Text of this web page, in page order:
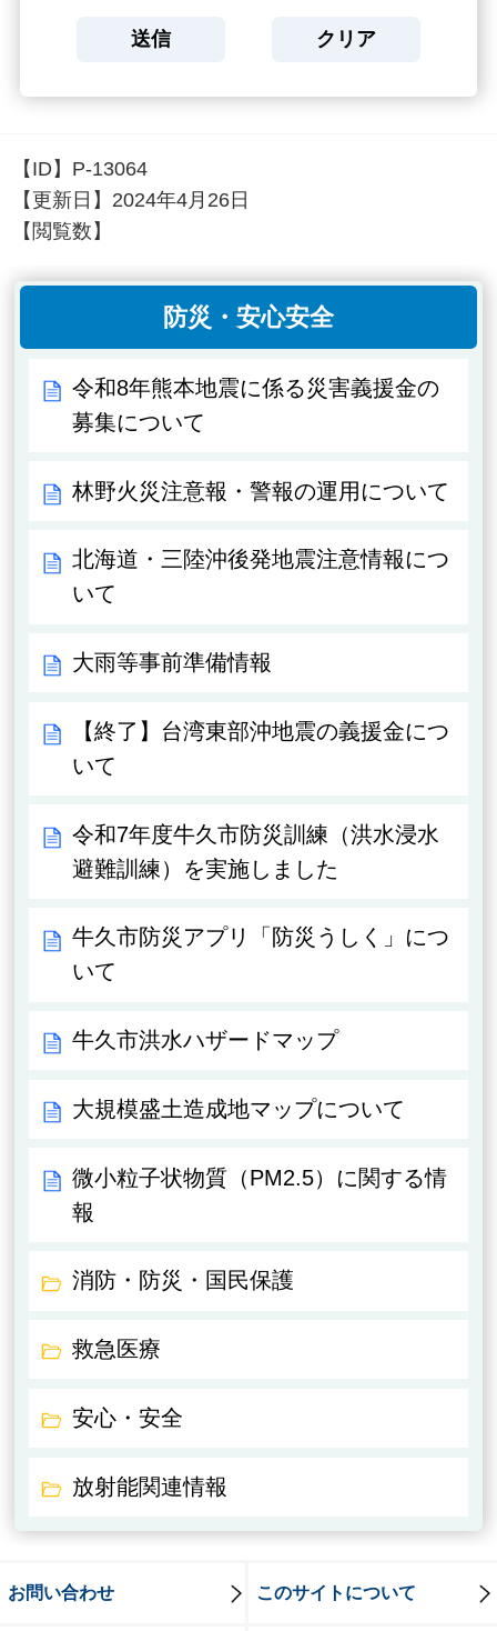
【ID】 P-13064
【更新日】 2024年4月26日
【閲覧数】
防災・安心安全
令和8年熊本地震に係る災害義援金の
募集について
林野火災注意報・警報の運用について
北海道・三陸沖後発地震注意情報につ
いて
大雨等事前準備情報
【終了】台湾東部沖地震の義援金につ
いて
令和7年度牛久市防災訓練（洪水浸水
避難訓練）を実施しました
牛久市防災アプリ「防災うしく」につ
いて
牛久市洪水ハザードマップ
大規模盛土造成地マップについて
微小粒子状物質（PM2.5）に関する情
報
消防・防災・国民保護
救急医療
安心・安全
放射能関連情報
お問い合わせ このサイトについて